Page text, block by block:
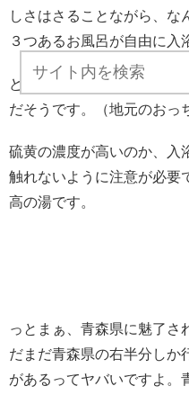
しさはさることながら、な
３つあるお風呂が自由に入
どうやら名湯のようで、全
だそうです。（地元のおっ
硫黄の濃度が高いのか、入
触れないように注意が必要
高の湯です。
っとまぁ、青森県に魅了さ
だまだ青森県の右半分しか
があるってヤバいですよ。